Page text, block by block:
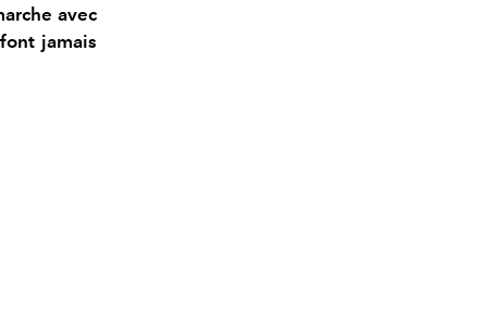
avec
jamais